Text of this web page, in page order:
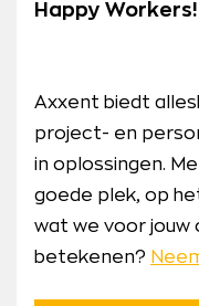
Happy Workers!
Axxent biedt
project- en
in oplossingen.
goede plek, op
wat we voor jouw
betekenen?